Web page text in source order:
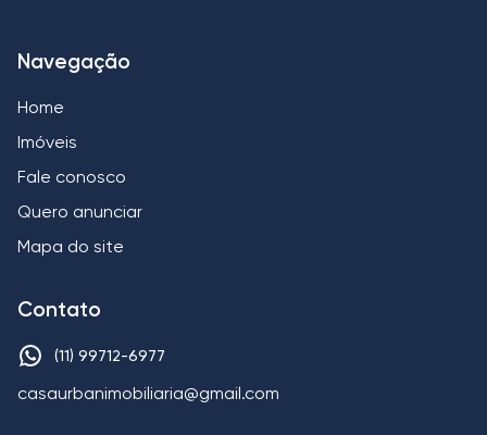
Navegação
Home
Imóveis
Fale conosco
Quero anunciar
Mapa do site
Contato
(11) 99712-6977
casaurbanimobiliaria@gmail.com